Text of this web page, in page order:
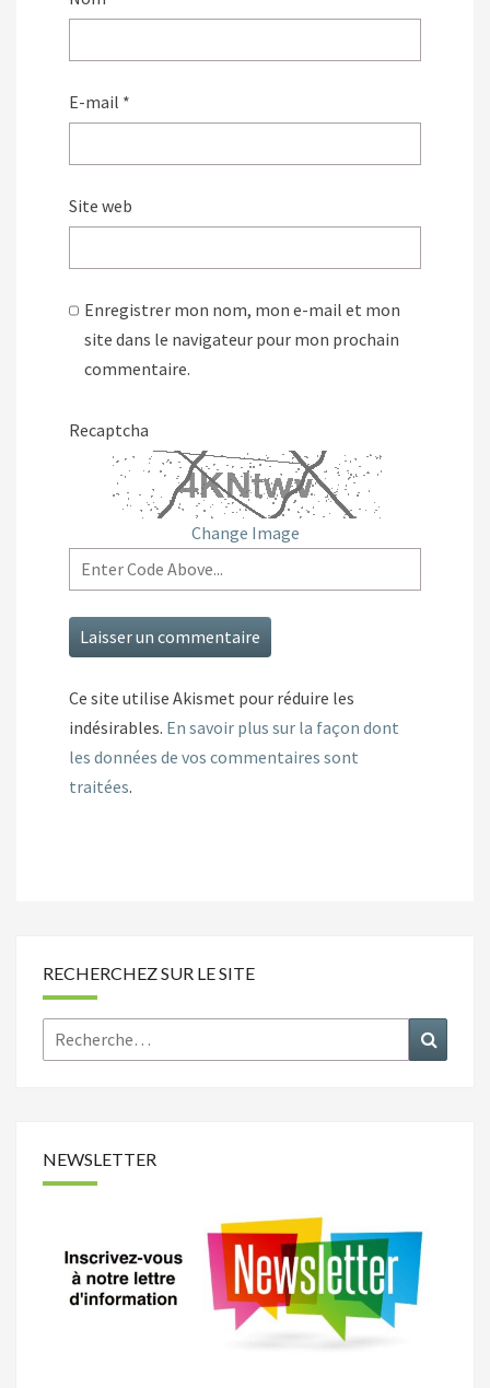
E-mail *
Site web
Enregistrer mon nom, mon e-mail et mon
site dans le navigateur pour mon prochain
commentaire.
Recaptcha
Change Image
Ce site utilise Akismet pour réduire les
indésirables. En savoir plus sur la façon dont
les données de vos commentaires sont
traitées.
RECHERCHEZ SUR LE SITE
Rechercher :
NEWSLETTER